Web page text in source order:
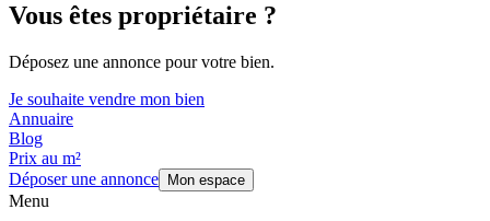
Vous êtes propriétaire ?
Déposez une annonce pour votre bien.
Je souhaite vendre mon bien
Annuaire
Blog
Prix au m²
Déposer une annonce
Mon espace
Menu